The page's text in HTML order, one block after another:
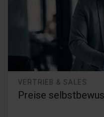
VERTRIEB & SALES
Preise